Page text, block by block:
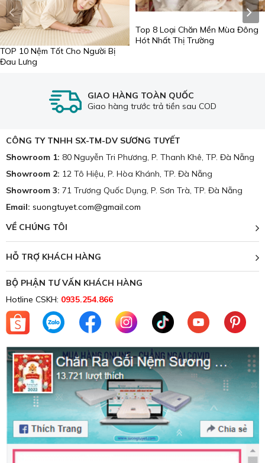
TOP 10 Nệm Tốt Cho Người Bị
Đau Lưng
Top 8 Loại Chăn Mền Mùa Đông
Hót Nhất Thị Trường
GIAO HÀNG TOÀN QUỐC
Giao hàng trước trả tiền sau COD
CÔNG TY TNHH SX-TM-DV SƯƠNG TUYẾT
Showroom 1: 80 Nguyễn Tri Phương, P. Thanh Khê, TP. Đà Nẵng
Showroom 2: 12 Tô Hiệu, P. Hòa Khánh, TP. Đà Nẵng
Showroom 3: 71 Trương Quốc Dụng, P. Sơn Trà, TP. Đà Nẵng
Email: suongtuyet.com@gmail.com
VỀ CHÚNG TÔI
HỖ TRỢ KHÁCH HÀNG
BỘ PHẬN TƯ VẤN KHÁCH HÀNG
Hotline CSKH: 0935.254.866